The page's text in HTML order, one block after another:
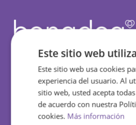
Política de concienciación
sumergida.
Este sitio web
Este sitio web usa cookies
experiencia del usuario. Al
sitio web, usted acepta
de acuerdo con nuestra
cookies. Más información